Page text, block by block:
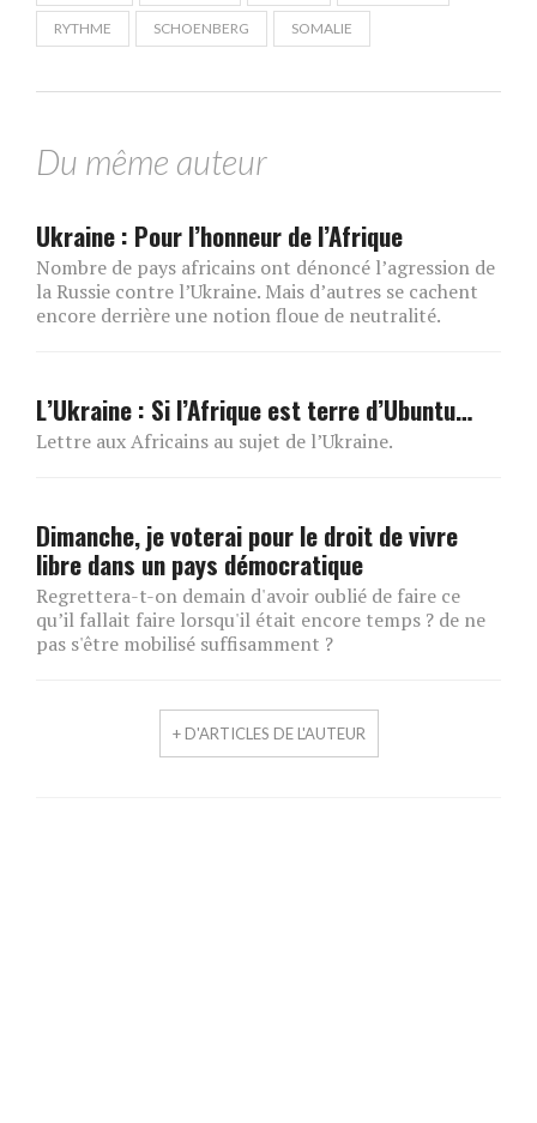
RYTHME SCHOENBERG SOMALIE
Du même auteur
Ukraine : Pour l’honneur de l’Afrique
Nombre de pays africains ont dénoncé l’agression de
la Russie contre l’Ukraine. Mais d’autres se cachent
encore derrière une notion floue de neutralité.
L’Ukraine : Si l’Afrique est terre d’Ubuntu…
Lettre aux Africains au sujet de l’Ukraine.
Dimanche, je voterai pour le droit de vivre
libre dans un pays démocratique
Regrettera-t-on demain d'avoir oublié de faire ce
qu’il fallait faire lorsqu'il était encore temps ? de ne
pas s'être mobilisé suffisamment ?
+ D'ARTICLES DE L'AUTEUR